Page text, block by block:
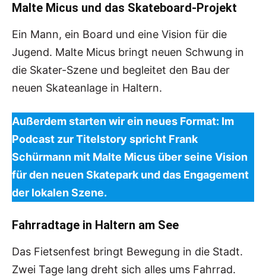
Malte Micus und das Skateboard-Projekt
Ein Mann, ein Board und eine Vision für die
Jugend. Malte Micus bringt neuen Schwung in
die Skater-Szene und begleitet den Bau der
neuen Skateanlage in Haltern.
Außerdem starten wir ein neues Format: Im
Podcast zur Titelstory spricht Frank
Schürmann mit Malte Micus über seine Vision
für den neuen Skatepark und das Engagement
der lokalen Szene.
Fahrradtage in Haltern am See
Das Fietsenfest bringt Bewegung in die Stadt.
Zwei Tage lang dreht sich alles ums Fahrrad.